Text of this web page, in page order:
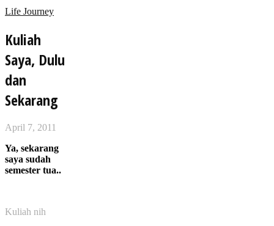
Life Journey
Kuliah
Saya, Dulu
dan
Sekarang
April 7, 2011
Ya, sekarang
saya sudah
semester tua..
Kuliah nih